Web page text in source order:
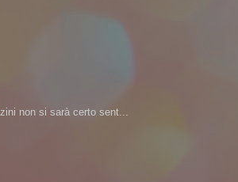
non si sarà certo sent...